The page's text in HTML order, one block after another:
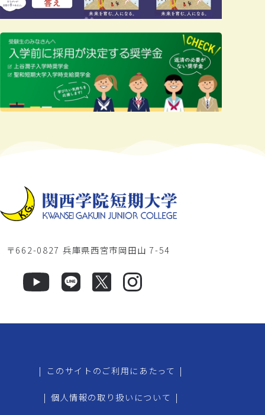
〒662-0827 兵庫県西宮市岡田山 7-54
| このサイトのご利用にあたって |
| 個人情報の取り扱いについて |